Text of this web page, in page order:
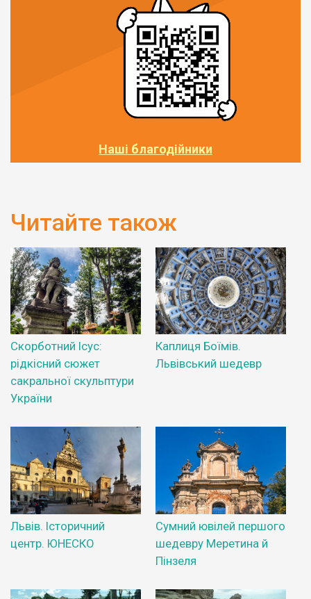
Наші благодійники
Читайте також
Скорботний Ісус:
рідкісний сюжет
сакральної скульптури
України
Каплиця Боїмів.
Львівський шедевр
Львів. Історичний
центр. ЮНЕСКО
Сумний ювілей першого
шедевру Меретина й
Пінзеля